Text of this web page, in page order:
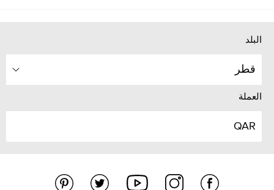
البلد
قطر
العملة
QAR